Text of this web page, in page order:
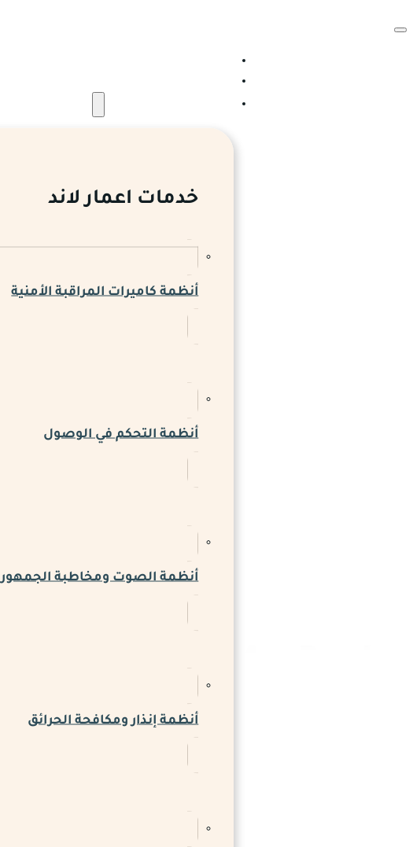
خدمات اعمار لاند
أنظمة كاميرات المراقبة الأمنية
أنظمة التحكم في الوصول
أنظمة الصوت ومخاطبة الجمهور
أنظمة إنذار ومكافحة الحرائق